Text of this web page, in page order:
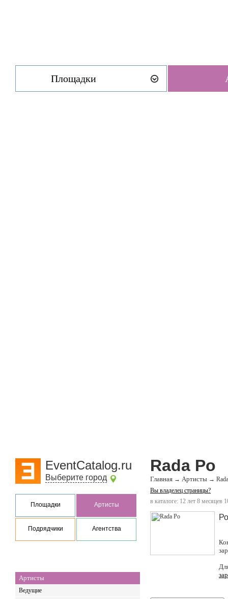
Площадки
EventCatalog.ru
Выберите город
Площадки Артисты
Подрядчики Агентства
Артисты
Ведущие
Rada Po
Главная → Артисты →
Вы владелец страницы?
в каталоге: 12 лет 8 месяцев